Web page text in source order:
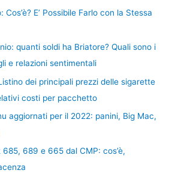
E’ Possibile Farlo con la Stessa
quanti soldi ha Briatore? Quali sono i
e relazioni sentimentali
dei principali prezzi delle sigarette
costi per pacchetto
aggiornati per il 2022: panini, Big Mac,
689 e 665 dal CMP: cos’è,